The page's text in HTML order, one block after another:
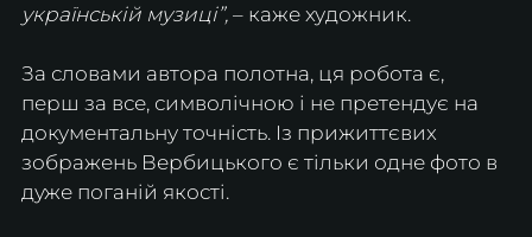
українській музиці”, – каже художник.
За словами автора полотна, ця робота є,
перш за все, символічною і не претендує на
документальну точність. Із прижиттєвих
зображень Вербицького є тільки одне фото в
дуже поганій якості.